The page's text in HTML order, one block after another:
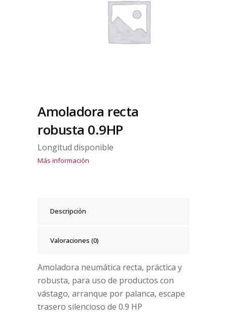
Amoladora recta
robusta 0.9HP
Longitud disponible
Más información
Descripción
Valoraciones (0)
Amoladora neumática recta, práctica y
robusta, para uso de productos con
vástago, arranque por palanca, escape
trasero silencioso de 0.9 HP